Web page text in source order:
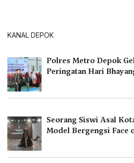
KANAL DEPOK
Polres Metro Depok
Peringatan Hari
Seorang Siswi Asal
Model Bergengsi Face